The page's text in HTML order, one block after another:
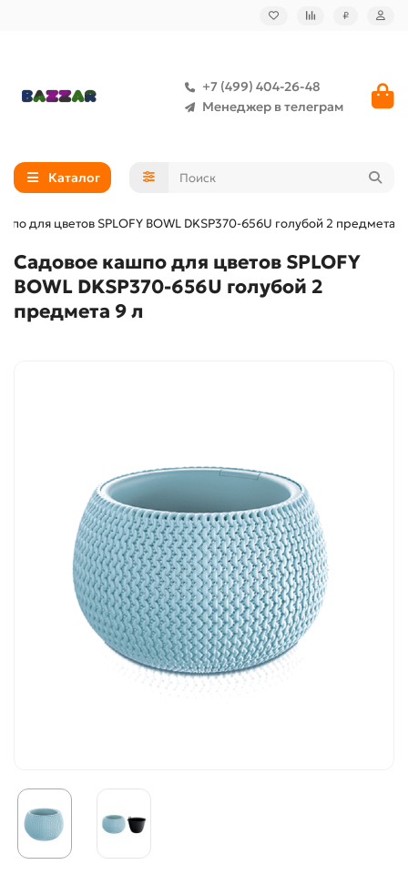
₽
+7 (499) 404-26-48
Менеджер в телеграм
Каталог
для цветов SPLOFY BOWL DKSP370-656U голубой 2 предмета 9
Садовое кашпо для цветов SPLOFY
BOWL DKSP370-656U голубой 2
предмета 9 л